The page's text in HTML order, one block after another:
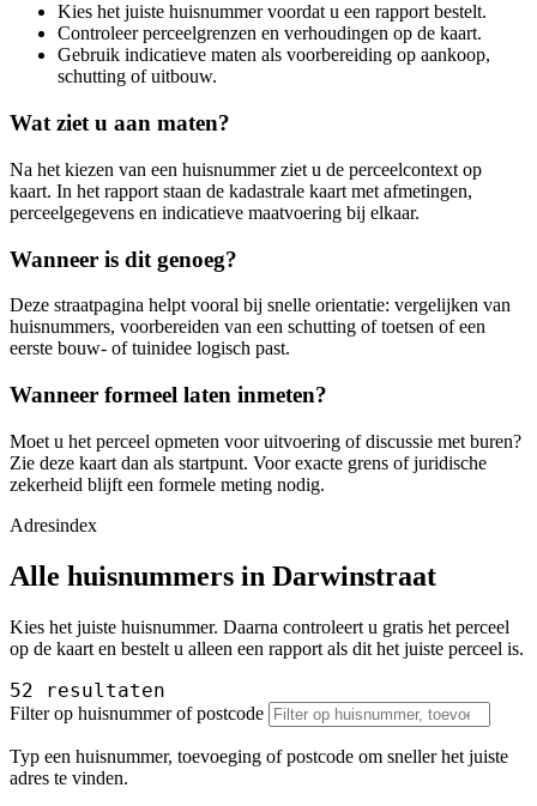
Kies het juiste huisnummer voordat u een rapport bestelt.
Controleer perceelgrenzen en verhoudingen op de kaart.
Gebruik indicatieve maten als voorbereiding op aankoop,
schutting of uitbouw.
Wat ziet u aan maten?
Na het kiezen van een huisnummer ziet u de perceelcontext op
kaart. In het rapport staan de kadastrale kaart met afmetingen,
perceelgegevens en indicatieve maatvoering bij elkaar.
Wanneer is dit genoeg?
Deze straatpagina helpt vooral bij snelle orientatie: vergelijken van
huisnummers, voorbereiden van een schutting of toetsen of een
eerste bouw- of tuinidee logisch past.
Wanneer formeel laten inmeten?
Moet u het perceel opmeten voor uitvoering of discussie met buren?
Zie deze kaart dan als startpunt. Voor exacte grens of juridische
zekerheid blijft een formele meting nodig.
Adresindex
Alle huisnummers in Darwinstraat
Kies het juiste huisnummer. Daarna controleert u gratis het perceel
op de kaart en bestelt u alleen een rapport als dit het juiste perceel is.
52 resultaten
Filter op huisnummer of postcode
Typ een huisnummer, toevoeging of postcode om sneller het juiste
adres te vinden.